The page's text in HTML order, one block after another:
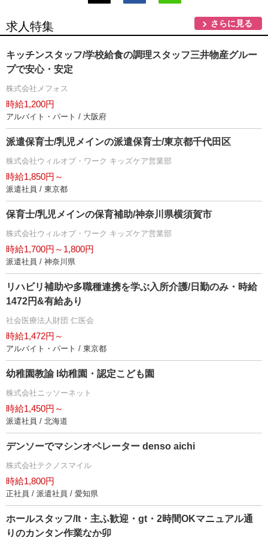
求人特集 さらに見る
キッチンスタッフ/学校給食の調理スタッフ三井物産グルー
プで安心・安定
株式会社メフォス
時給1,200円
アルバイト・パート / 大阪府
派遣保育士/乳児メインの派遣保育士/東京都千代田区
株式会社ウィルオブ・ワーク キッズケア営業部
時給1,850円～
派遣社員 / 東京都
保育士/乳児メインの保育補助/神奈川県横須賀市
株式会社ウィルオブ・ワーク キッズケア営業部
時給1,700円～1,800円
派遣社員 / 神奈川県
リハビリ補助や多職種連携を学ぶ入所介護/日勤のみ・時給
1472円&有給あり
社会医療法人財団 仁医会
時給1,472円～
アルバイト・パート / 東京都
幼稚園教諭 l幼稚園・認定こども園
株式会社ニッソーネット
時給1,450円～
派遣社員 / 北海道
デンソーでマシンオペレーター denso aichi
株式会社テクノスマイル
時給1,800円
正社員 / 派遣社員 / 愛知県
ホールスタッフ/lt・主ふ歓迎・gt・2時間OKマニュアル通
りのカンタン作業なか卯